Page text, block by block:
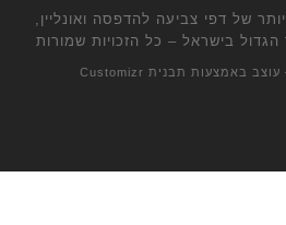
של דפי צביעה להדפסה ואונליין,
הגדול בישראל – כל הזכויות שמורות
עוצב באמצעות תבנית Customizr